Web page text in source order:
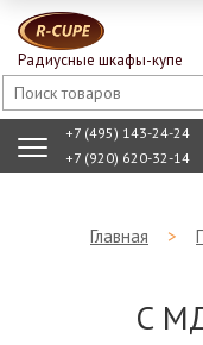
Радиусные шкафы-купе
+7 (495) 143-24-24
+7 (920) 620-32-14
Главная >
С